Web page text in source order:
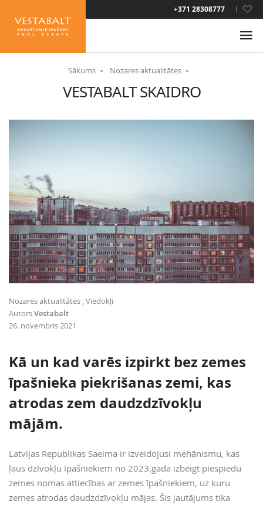
+371 28308777
LAT
JAUNUMI
PAKALPOJUMI
UZTURĒŠANĀS ATĻAUJA
KONTAKTI
Sākums Nozares aktualitātes
VESTABALT SKAIDRO
Nozares aktualitātes Viedokļi
AutorsVestabalt
26. novembris 2021
Kā un kad varēs izpirkt bez zemes
īpašnieka piekrišanas zemi, kas
atrodas zem daudzdzīvokļu
mājām.
Latvijas Republikas Saeima ir izveidojusi mehānismu, kas
ļaus dzīvokļu īpašniekiem no 2023.gada izbeigt piespiedu
zemes nomas attiecības ar zemes īpašniekiem, uz kuru
zemes atrodas daudzdzīvokļu mājas. Šis jautājums tika